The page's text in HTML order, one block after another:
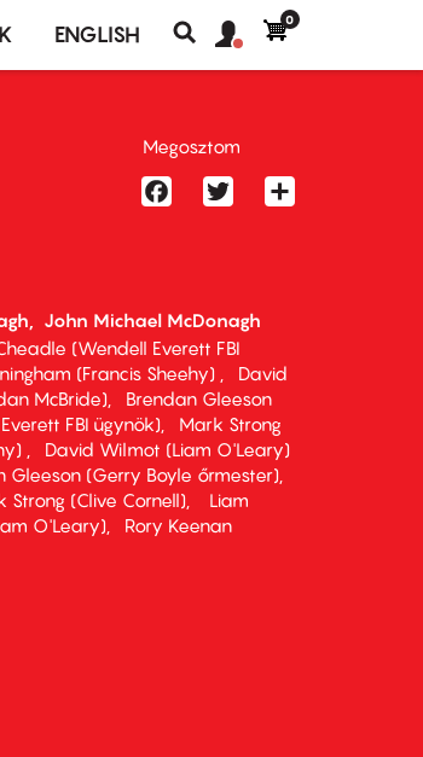
ENGLISH
Keresés
fiók
Felhasználói
0
John Michael McDonagh
(Wendell Everett FBI
(Francis Sheehy)
David
McBride)
Brendan Gleeson
FBI ügynök)
Mark Strong
David Wilmot (Liam O'Leary)
Gleeson (Gerry Boyle őrmester)
Strong (Clive Cornell)
Liam
O'Leary)
Rory Keenan
Megosztom
FacebookTwitter